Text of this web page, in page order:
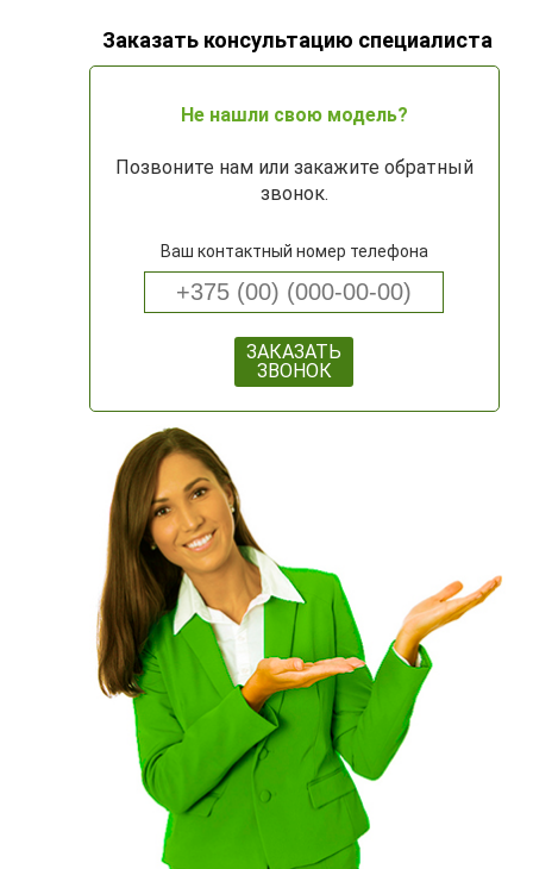
Заказать консультацию специалиста
Не нашли свою модель?
Позвоните нам или закажите обратный
звонок.
Ваш контактный номер телефона
ЗАКАЗАТЬ
ЗВОНОК